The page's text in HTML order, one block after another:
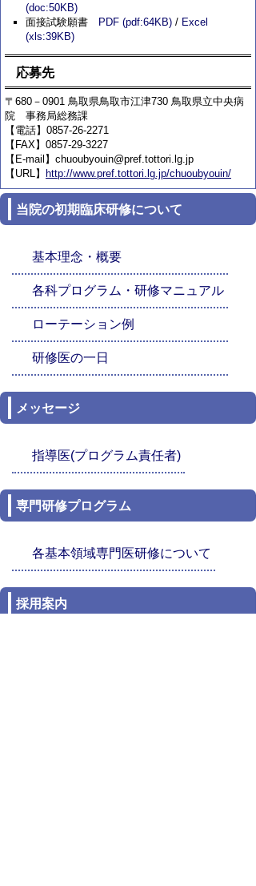
(doc:50KB)
面接試験願書
PDF (pdf:64KB) / Excel
(xls:39KB)
応募先
〒680－0901 鳥取県鳥取市江津730 鳥取県立中央病
院 事務局総務課
【電話】0857-26-2271
【FAX】0857-29-3227
【E-mail】chuoubyouin@pref.tottori.lg.jp
【URL】
http://www.pref.tottori.lg.jp/chuoubyouin/
当院の初期臨床研修について
基本理念・概要
各科プログラム・研修マニュアル
ローテーション例
研修医の一日
メッセージ
指導医(プログラム責任者)
専門研修プログラム
各基本領域専門医研修について
採用案内